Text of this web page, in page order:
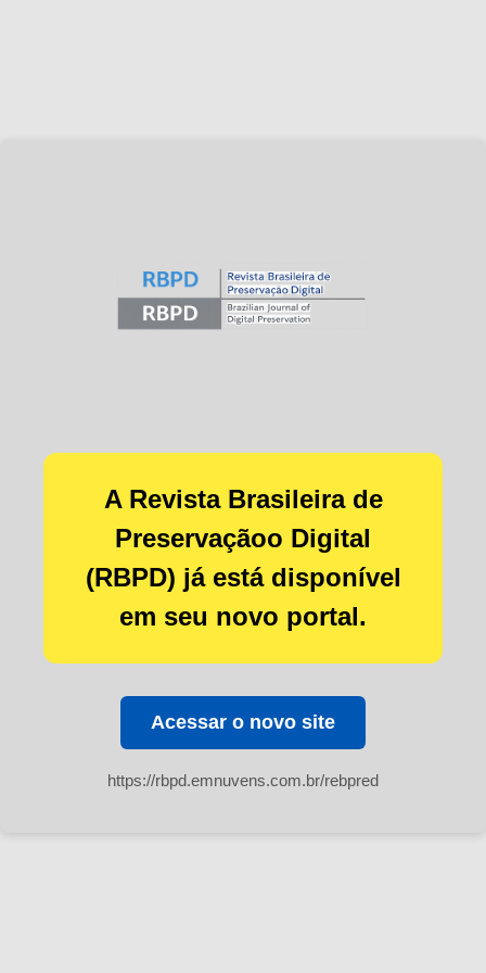
A Revista Brasileira de
Preservaçãoo Digital
(RBPD) já está disponível
em seu novo portal.
Acessar o novo site
https://rbpd.emnuvens.com.br/rebpred